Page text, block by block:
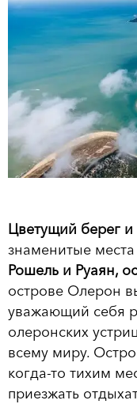
Цветущий берег и
знаменитые
Рошель и Руаян,
острове Олерон
уважающий себя
олеронских
всему миру.
когда-то тихим
приезжать